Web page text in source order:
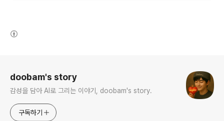
doobam's story
감성을 담아 AI로 그리는 이야기, doobam's story.
구독하기